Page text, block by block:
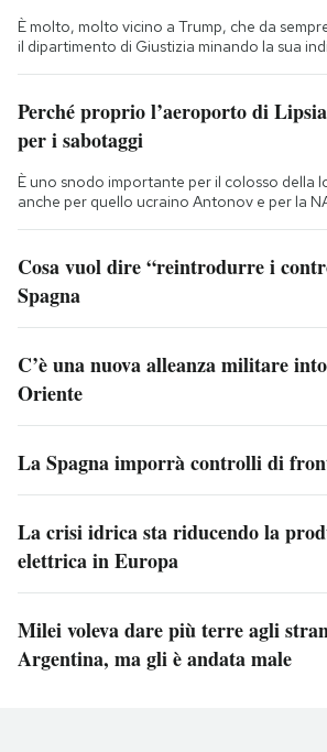
È molto, molto vicino a Trump, che da
il dipartimento di Giustizia minando la sua
Perché proprio l’aeroporto di
per i sabotaggi
È uno snodo importante per il colosso della
anche per quello ucraino Antonov e per la
Cosa vuol dire “reintrodurre i
Spagna
C’è una nuova alleanza militare
Oriente
La Spagna imporrà controlli di
La crisi idrica sta riducendo la
elettrica in Europa
Milei voleva dare più terre agli
Argentina, ma gli è andata male